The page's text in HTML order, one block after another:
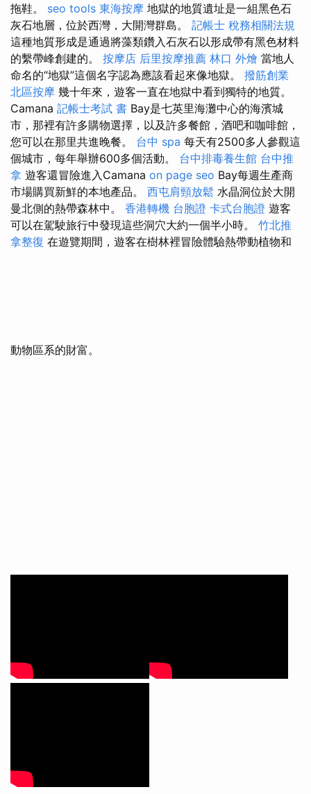
拖鞋。 seo tools 東海按摩 地獄的地質遺址是一組黑色石
灰石地層，位於西灣，大開灣群島。 記帳士 稅務相關法規
這種地質形成是通過將藻類鑽入石灰石以形成帶有黑色材料
的繫帶峰創建的。 按摩店 后里按摩推薦 林口 外燴 當地人
命名的“地獄”這個名字認為應該看起來像地獄。 撥筋創業
北區按摩 幾十年來，遊客一直在地獄中看到獨特的地質。
Camana 記帳士考試 書 Bay是七英里海灘中心的海濱城
市，那裡有許多購物選擇，以及許多餐館，酒吧和咖啡館，
您可以在那里共進晚餐。 台中 spa 每天有2500多人參觀這
個城市，每年舉辦600多個活動。 台中排毒養生館 台中推
拿 遊客還冒險進入Camana on page seo Bay每週生產商
市場購買新鮮的本地產品。 西屯肩頸放鬆 水晶洞位於大開
曼北側的熱帶森林中。 香港轉機 台胞證 卡式台胞證 遊客
可以在駕駛旅行中發現這些洞穴大約一個半小時。 竹北推
拿整復 在遊覽期間，遊客在樹林裡冒險體驗熱帶動植物和
動物區系的財富。